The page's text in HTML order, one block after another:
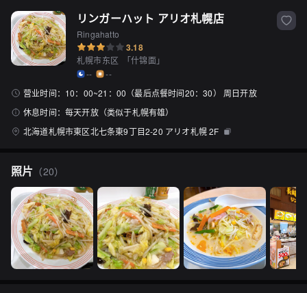
リンガーハット アリオ札幌店
Ringahatto
3.18
札幌市东区 「什锦面」
--
--
营业时间： 10：00~21：00（最后点餐时间20：30） 周日开放
休息时间： 每天开放（类似于札幌有雄）
北海道札幌市東区北七条東9丁目2-20 アリオ札幌 2F
照片 （20）